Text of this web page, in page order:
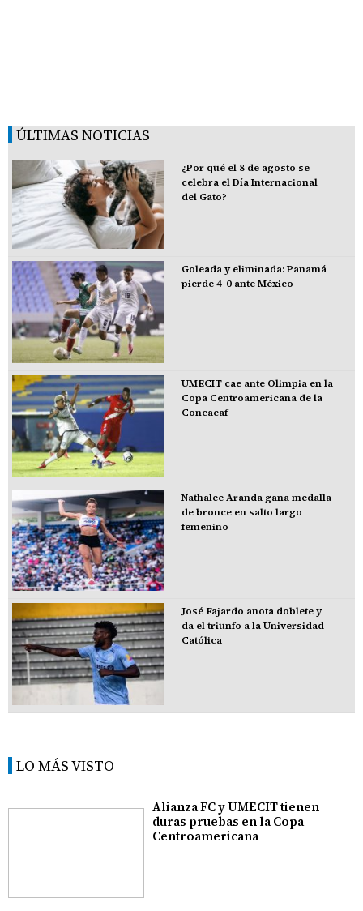
ÚLTIMAS NOTICIAS
¿Por qué el 8 de agosto se
celebra el Día Internacional
del Gato?
Goleada y eliminada: Panamá
pierde 4-0 ante México
UMECIT cae ante Olimpia en la
Copa Centroamericana de la
Concacaf
Nathalee Aranda gana medalla
de bronce en salto largo
femenino
José Fajardo anota doblete y
da el triunfo a la Universidad
Católica
LO MÁS VISTO
Alianza FC y UMECIT tienen
duras pruebas en la Copa
Centroamericana